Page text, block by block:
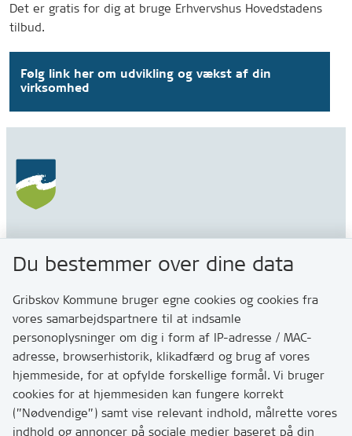
Det er gratis for dig at bruge Erhvervshus Hovedstadens
tilbud.
Følg link her om udvikling og vækst af din
virksomhed
3200 Helsinge
Kontakt
Skriv til os via Digital Post
Har du brug for at komme i kontakt med os? Se her
hvordan
Tip os om huller i vejen eller andet
Du bestemmer over dine data
Gribskov Kommune bruger egne cookies og cookies fra
vores samarbejdspartnere til at indsamle
personoplysninger om dig i form af IP-adresse / MAC-
adresse, browserhistorik, klikadfærd og brug af vores
hjemmeside, for at opfylde forskellige formål. Vi bruger
cookies for at hjemmesiden kan fungere korrekt
(”Nødvendige”) samt vise relevant indhold, målrette vores
indhold og annoncer på sociale medier baseret på din